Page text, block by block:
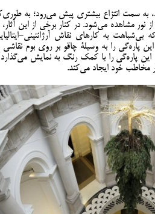
به سمت انتزاع بیشتری پیش می‌رود؛ به
نور مشاهده می‌شود. در کنار برخی از این آثار،
بی‌شباهت به کارهای نقاش آرژانتینی-
این پاره‌گی را به وسیلۀ چاقو بر روی بوم نقاشی
این پاره‌گی را با کمک رنگ به نمایش
مخاطب خود ایجاد می‌کند.